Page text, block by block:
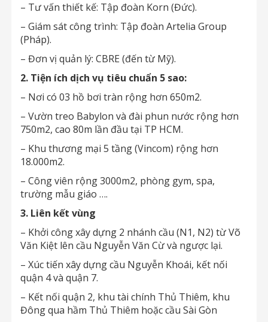
– Tư vấn thiết kế: Tập đoàn Korn (Đức).
– Giám sát công trình: Tập đoàn Artelia Group
(Pháp).
– Đơn vị quản lý: CBRE (đến từ Mỹ).
2. Tiện ích dịch vụ tiêu chuẩn 5 sao:
– Nơi có 03 hồ bơi tràn rộng hơn 650m2.
– Vườn treo Babylon và đài phun nước rộng hơn
750m2, cao 80m lần đầu tại TP HCM.
– Khu thương mại 5 tầng (Vincom) rộng hơn
18.000m2.
– Công viên rộng 3000m2, phòng gym, spa,
trường mẫu giáo ….
3. Liên kết vùng
– Khởi công xây dựng 2 nhánh cầu (N1, N2) từ Võ
Văn Kiệt lên cầu Nguyễn Văn Cừ và ngược lại.
– Xúc tiến xây dựng cầu Nguyễn Khoái, kết nối
quận 4 và quận 7.
– Kết nối quận 2, khu tài chính Thủ Thiêm, khu
Đông qua hầm Thủ Thiêm hoặc cầu Sài Gòn